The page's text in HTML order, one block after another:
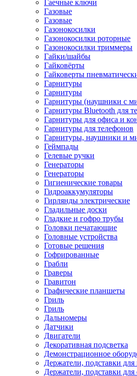
Гаечные ключи
Газовые
Газовые
Газонокосилки
Газонокосилки роторные
Газонокосилки триммеры
Гайки/шайбы
Гайковёрты
Гайковерты
Гарнитуры
Гарнитуры
Гарнитуры (наушники с
Гарнитуры Bluetooth для
Гарнитуры для офиса и
Гарнитуры для телефонов
Гарнитуры, наушники и
Геймпады
Гелевые ручки
Генераторы
Генераторы
Гигиенические товары
Гидроаккумуляторы
Гирлянды электрические
Гладильные доски
Гладкие и гофро трубы
Головки печатающие
Головные устройства
Готовые решения
Гофрированные
Грабли
Граверы
Гравитон
Графические планшеты
Гриль
Гриль
Дальномеры
Датчики
Двигатели
Декоративная подсветка
Демонстрационное
Держатели, подставки
Держатели, подставки